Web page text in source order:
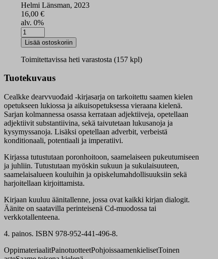
Helmi Länsman, 2023
16,00 €
alv. 0%
Cealkke
dearvvuođaid
3
määrä
Lisää ostoskoriin
Toimitettavissa heti varastosta (157 kpl)
Tuotekuvaus
Cealkke dearvvuođaid -kirjasarja on tarkoitettu saamen kielen
opetukseen lukiossa ja aikuisopetuksessa vieraana kielenä.
Sarjan kolmannessa osassa kerrataan adjektiiveja, opetellaan
adjektiivit substantiivina, sekä taivutetaan lukusanoja ja
kysymyssanoja. Lisäksi opetellaan adverbit, verbeistä
konditionaali, potentiaali ja imperatiivi.
Kirjassa tutustutaan poronhoitoon, saamelaiseen pukeutumiseen
ja juhliin. Tutustutaan myöskin sukuun ja sukulaisuuteen,
saamelaisalueen kouluihin ja opiskelumahdollisuuksiin sekä
harjoitellaan kirjoittamista.
Kirjaan kuuluu äänitallenne, jossa ovat kaikki kirjan dialogit.
Äänite on saatavilla perinteisenä Cd-muodossa tai
verkkotallenteena.
4. painos. ISBN 978-952-441-496-8.
OppimateriaalitPainotuotteetPohjoissaamenkielisetToinen